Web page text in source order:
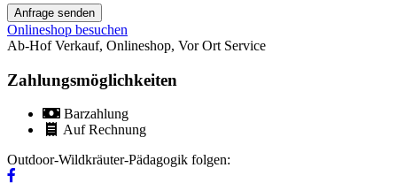
Anfrage senden
Onlineshop besuchen
Ab-Hof Verkauf, Onlineshop, Vor Ort Service
Zahlungsmöglichkeiten
Barzahlung
Auf Rechnung
Outdoor-Wildkräuter-Pädagogik folgen: